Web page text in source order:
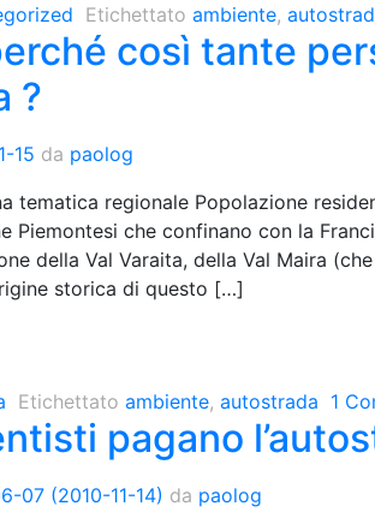
Etichettato ambiente,
così tante
?
15 da paolog
tematica regionale Popolazione
Piemontesi che confinano con la
della Val Varaita, della Val Maira
storica di questo […]
Etichettato ambiente, autostrada 1
pagano
07 (2010-11-14) da paolog